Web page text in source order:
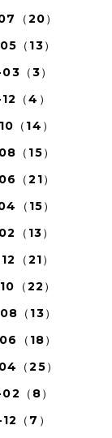
（20）
（13）
（3）
（4）
（14）
（15）
（21）
（15）
（13）
（21）
（22）
（13）
（18）
（25）
（8）
（7）